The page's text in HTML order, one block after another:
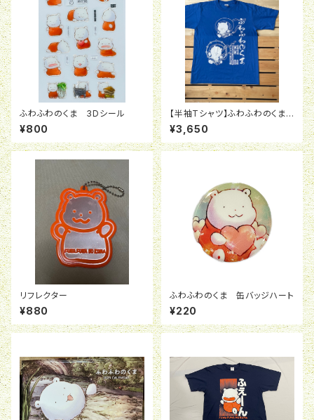
ふわふわのくま 3Dシール
¥800
【半袖Tシャツ】ふわふわのくま
風神雷神 青
¥3,650
リフレクター
¥880
ふわふわのくま 缶バッジハート
¥220